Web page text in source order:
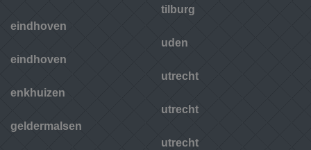
eindhoven
eindhoven
enkhuizen
geldermalsen
tilburg
uden
utrecht
utrecht
utrecht